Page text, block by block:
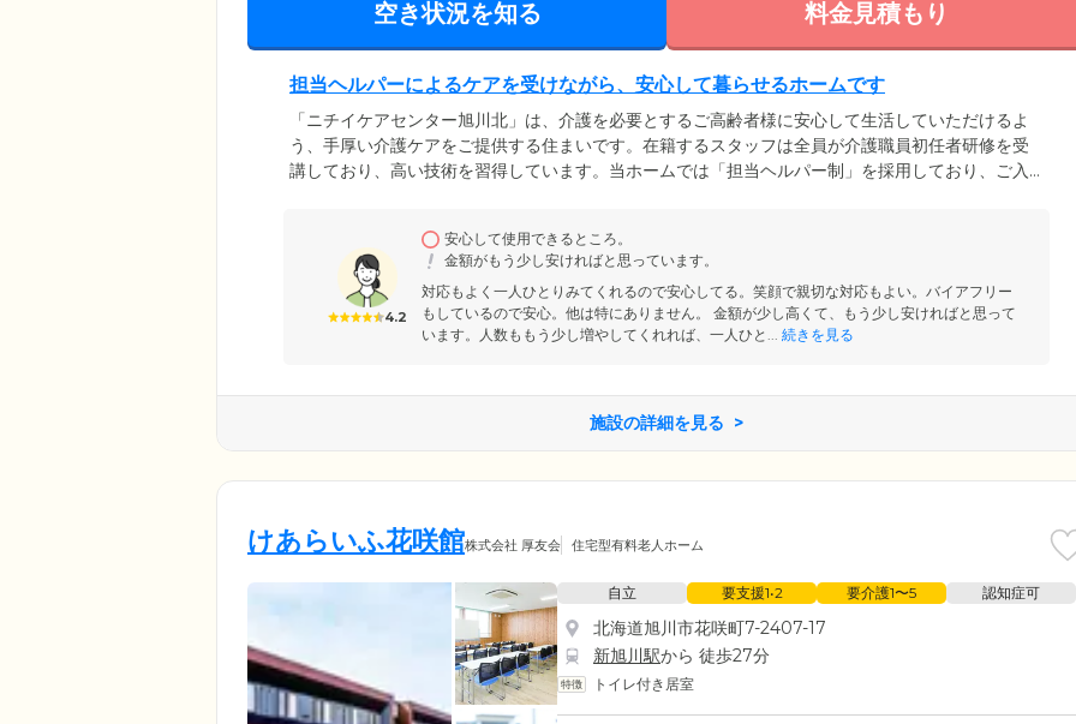
空き状況を知る 料金見積もり
担当ヘルパーによるケアを受けながら、安心して暮らせるホームです
「ニチイケアセンター旭川北」は、介護を必要とするご高齢者様に安心して生活していただけるよ
う、手厚い介護ケアをご提供する住まいです。在籍するスタッフは全員が介護職員初任者研修を受
講しており、高い技術を習得しています。当ホームでは「担当ヘルパー制」を採用しており、ご入
洗面台完備の個室をご用意しました。安心の見守りを受けながら、ご自分らしくのびのびとお過ご
しください。
4.2
安心して使用できるところ。
金額がもう少し安ければと思っています。
対応もよく一人ひとりみてくれるので安心してる。笑顔で親切な対応もよい。バイアフリー
もしているので安心。他は特にありません。 金額が少し高くて、もう少し安ければと思って
います。人数ももう少し増やしてくれれば、一人ひと...
続きを見る
施設の詳細を見る
けあらいふ花咲館株式会社 厚友会 住宅型有料老人ホーム
自立 要支援1•2 要介護1〜5 認知症可
北海道旭川市花咲町7-2407-17
新旭川駅から 徒歩27分
トイレ付き居室